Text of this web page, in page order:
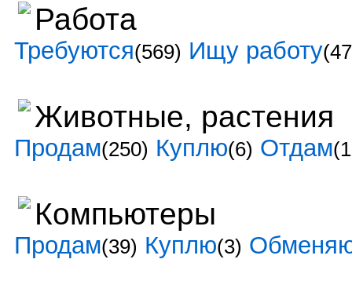
Работа
Требуются(569) Ищу работу
Животные, растения
Продам(250) Куплю(6) Отдам
Компьютеры
Продам(39) Куплю(3)